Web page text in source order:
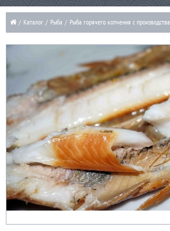
/ Каталог / Рыба / Рыба горячего копчения с производства